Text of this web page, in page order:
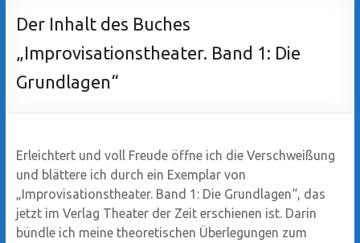
Der Inhalt des Buches
„Improvisationstheater. Band 1: Die
Grundlagen“
Erleichtert und voll Freude öffne ich die Verschweißung
und blättere ich durch ein Exemplar von
„Improvisationstheater. Band 1: Die Grundlagen“, das
jetzt im Verlag Theater der Zeit erschienen ist. Darin
bündle ich meine theoretischen Überlegungen zum